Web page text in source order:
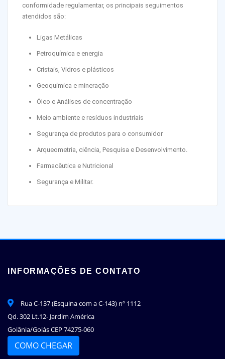
conformidade regulamentar, os principais seguimentos
atendidos são:
Ligas Metálicas
Petroquímica e energia
Cristais, Vidros e plásticos
Geoquímica e mineração
Óleo e Análises de concentração
Meio ambiente e resíduos industriais
Segurança de produtos para o consumidor
Arqueometria, ciência, Pesquisa e Desenvolvimento.
Farmacêutica e Nutricional
Segurança e Militar.
INFORMAÇÕES DE CONTATO
Rua C-137 (Esquina com a C-143) nº 1112
Qd. 302 Lt.12- Jardim América
Goiânia/Goiás CEP 74275-060
COMO CHEGAR